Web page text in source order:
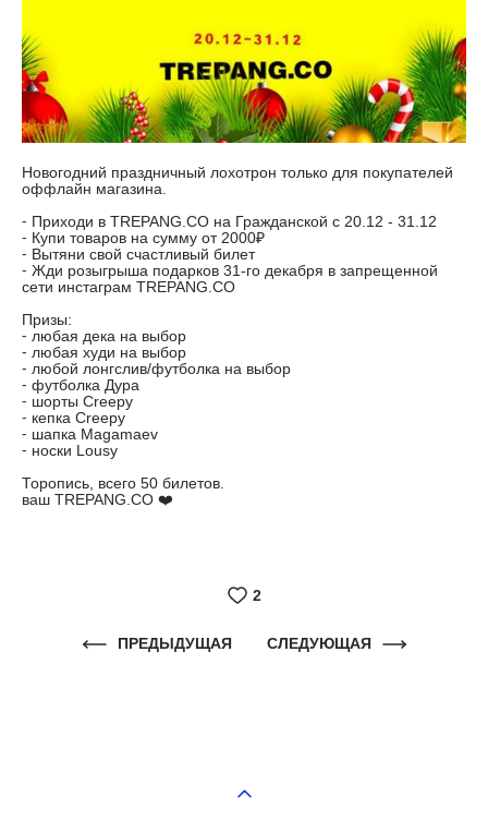
Новогодний праздничный лохотрон только для покупателей
оффлайн магазина.
⁃ Приходи в TREPANG.CO на Гражданской с 20.12 - 31.12
⁃ Купи товаров на сумму от 2000₽
⁃ Вытяни свой счастливый билет
⁃ Жди розыгрыша подарков 31-го декабря в запрещенной
сети инстаграм TREPANG.CO
Призы:
⁃ любая дека на выбор
⁃ любая худи на выбор
⁃ любой лонгслив/футболка на выбор
⁃ футболка Дура
⁃ шорты Creepy
⁃ кепка Creepy
⁃ шапка Magamaev
⁃ носки Lousy
Торопись, всего 50 билетов.
ваш TREPANG.CO ❤️
2
ПРЕДЫДУЩАЯ СЛЕДУЮЩАЯ